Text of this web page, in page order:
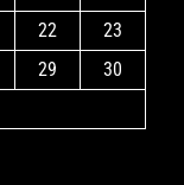
22
23
29
30